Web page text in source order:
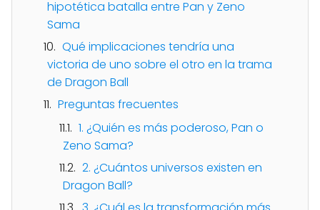
hipotética batalla entre Pan y Zeno
Sama
Qué implicaciones tendría una
victoria de uno sobre el otro en la trama
de Dragon Ball
Preguntas frecuentes
1. ¿Quién es más poderoso, Pan o
Zeno Sama?
2. ¿Cuántos universos existen en
Dragon Ball?